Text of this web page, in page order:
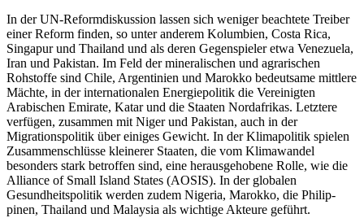
In der UN-Reformdiskussion lassen sich weniger beachtete Treiber
einer Reform finden, so unter ande­rem Kolumbien, Costa Rica,
Singapur und Thailand und als deren Gegenspieler etwa Venezuela,
Iran und Pakistan. Im Feld der mineralischen und agrarischen
Rohstoffe sind Chile, Argentinien und Marokko bedeutsame mittlere
Mächte, in der internationalen Energiepolitik die Vereinigten
Arabischen Emirate, Katar und die Staaten Nordafrikas. Letztere
verfügen, zusammen mit Niger und Pakistan, auch in der
Migrationspolitik über einiges Gewicht. In der Klima­politik spielen
Zusammenschlüsse kleinerer Staaten, die vom Klimawandel
besonders stark betroffen sind, eine herausgehobene Rolle, wie die
Alliance of Small Island States (AOSIS). In der globalen
Gesundheits­politik werden zudem Nigeria, Marokko, die Philip­
pinen, Thailand und Malaysia als wichtige Akteure geführt.